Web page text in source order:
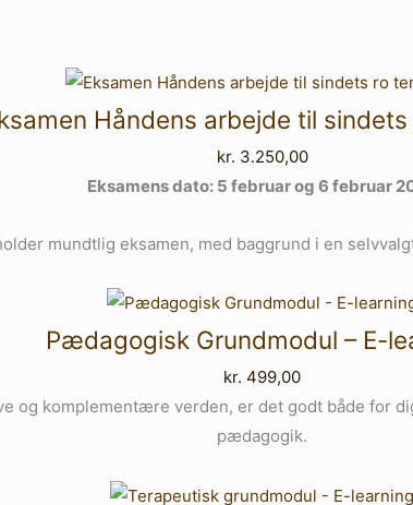
Håndens arbejde til
kr. 3.250,00
Eksamens dato: 5 februarog 6 februar
mundtlig eksamen, med baggrund i en
Pædagogisk Grundmodul – E-
kr. 499,00
og komplementære verden, er det godt både for
pædagogik.